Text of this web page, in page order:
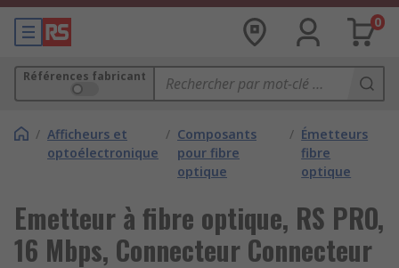
0
Références fabricant
/ Afficheurs et
optoélectronique
/ Composants
pour fibre
optique
/ Émetteurs
fibre
optique
Emetteur à fibre optique, RS PRO,
16 Mbps, Connecteur Connecteur